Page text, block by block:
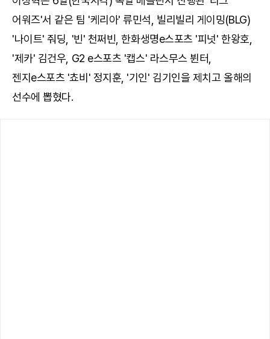
어워즈'서 같은 팀 '케리아' 류민석, 빌리빌리 게이밍(BLG)
'나이트' 줘딩, '빈' 천쩌빈, 한화생명e스포츠 '피넛' 한왕호,
'제카' 김건우, G2 e스포츠 '캡스' 라스무스 뷘터,
젠지e스포츠 '쵸비' 정지훈, '기인' 김기인을 제치고 올해의
선수에 뽑혔다.